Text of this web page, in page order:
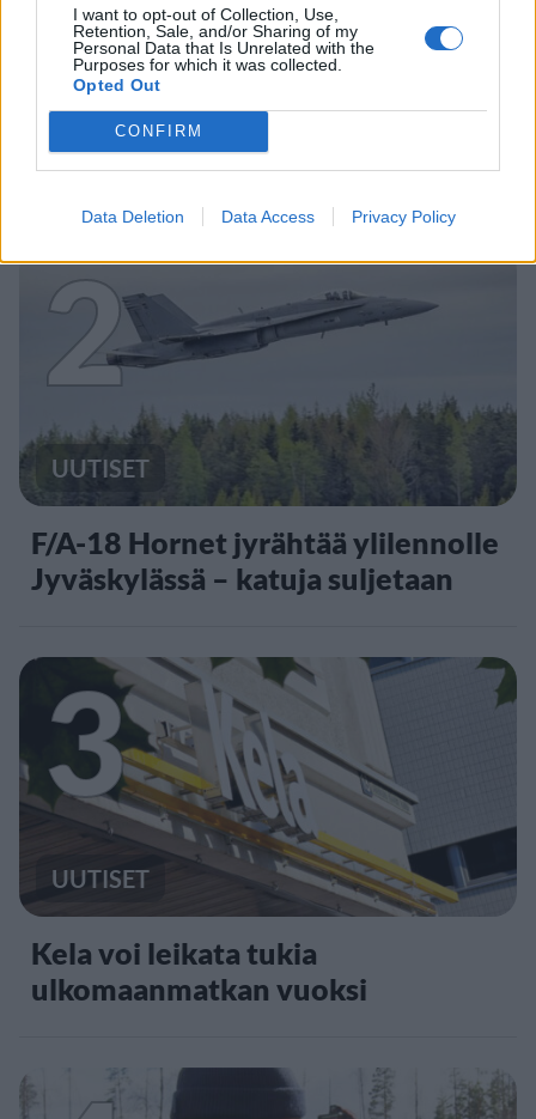
I want to opt-out of Collection, Use,
Retention, Sale, and/or Sharing of my
Personal Data that Is Unrelated with the
Purposes for which it was collected.
Opted Out
CONFIRM
Data Deletion Data Access Privacy Policy
MATKAILU
Maailman eniten matkustaneet
valitsivat suosikkikohteensa –
yllättävä voittaja
2
UUTISET
F/A-18 Hornet jyrähtää ylilennolle
Jyväskylässä – katuja suljetaan
3
UUTISET
Kela voi leikata tukia
ulkomaanmatkan vuoksi